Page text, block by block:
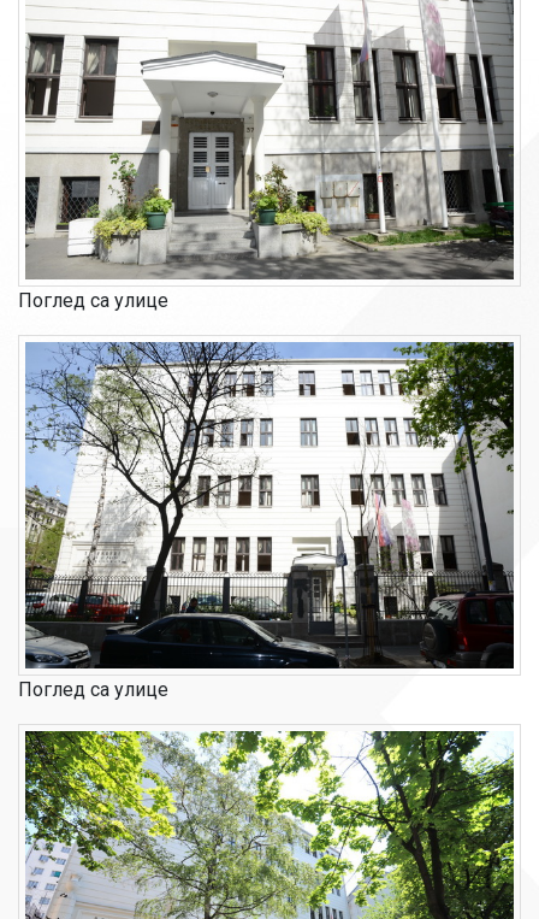
Поглед са улице
Поглед са улице